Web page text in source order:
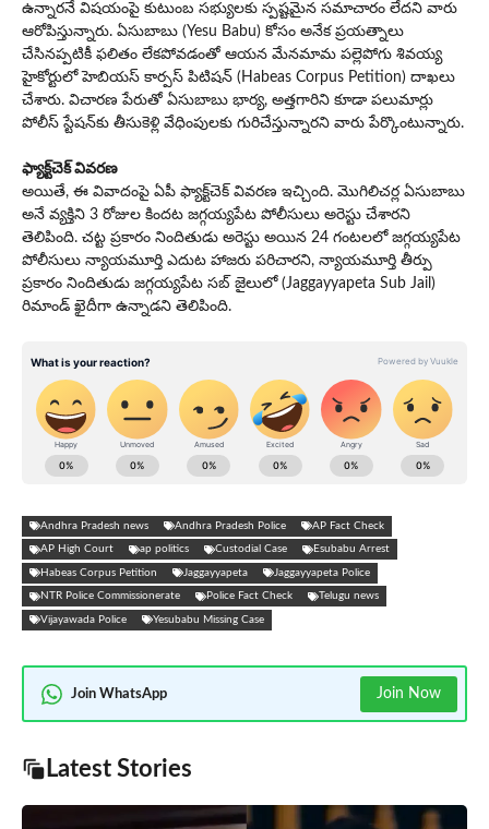
ఉన్నారనే విషయంపై కుటుంబ సభ్యులకు స్పష్టమైన సమాచారం లేదని వారు
ఆరోపిస్తున్నారు. ఏసుబాబు (Yesu Babu) కోసం అనేక ప్రయత్నాలు
చేసినప్పటికీ ఫలితం లేకపోవడంతో ఆయన మేనమామ పల్లెపోగు శివయ్య
హైకోర్టులో హెబియస్ కార్పస్ పిటిషన్ (Habeas Corpus Petition) దాఖలు
చేశారు. విచారణ పేరుతో ఏసుబాబు భార్య, అత్తగారిని కూడా పలుమార్లు
పోలీస్ స్టేషన్‌కు తీసుకెళ్లి వేధింపులకు గురిచేస్తున్నారని వారు పేర్కొంటున్నారు.
ఫ్యాక్ట్‌చెక్ వివ‌ర‌ణ‌
అయితే, ఈ వివాదంపై ఏపీ ఫ్యాక్ట్‌చెక్ వివ‌ర‌ణ ఇచ్చింది. మొగిలిచర్ల ఏసుబాబు
అనే వ్యక్తిని 3 రోజుల కిందట జగ్గయ్యపేట పోలీసులు అరెస్టు చేశారని
తెలిపింది. చట్ట ప్రకారం నిందితుడు అరెస్టు అయిన 24 గంటలలో జగ్గయ్యపేట
పోలీసులు న్యాయమూర్తి ఎదుట హాజరు పరిచారని, న్యాయ‌మూర్తి తీర్పు
ప్ర‌కారం నిందితుడు జగ్గయ్యపేట సబ్ జైలులో (Jaggayyapeta Sub Jail)
రిమాండ్ ఖైదీగా ఉన్నాడ‌ని తెలిపింది.
Andhra Pradesh news Andhra Pradesh Police AP Fact Check
AP High Court ap politics Custodial Case Esubabu Arrest
Habeas Corpus Petition Jaggayyapeta Jaggayyapeta Police
NTR Police Commissionerate Police Fact Check Telugu news
Vijayawada Police Yesubabu Missing Case
Join WhatsApp Join Now
Latest Stories